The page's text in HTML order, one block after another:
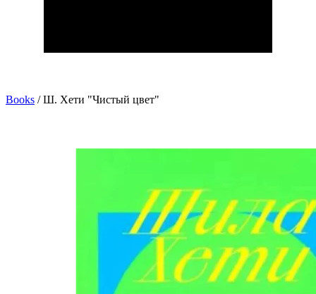
Books / Ш. Хети "Чистый цвет"